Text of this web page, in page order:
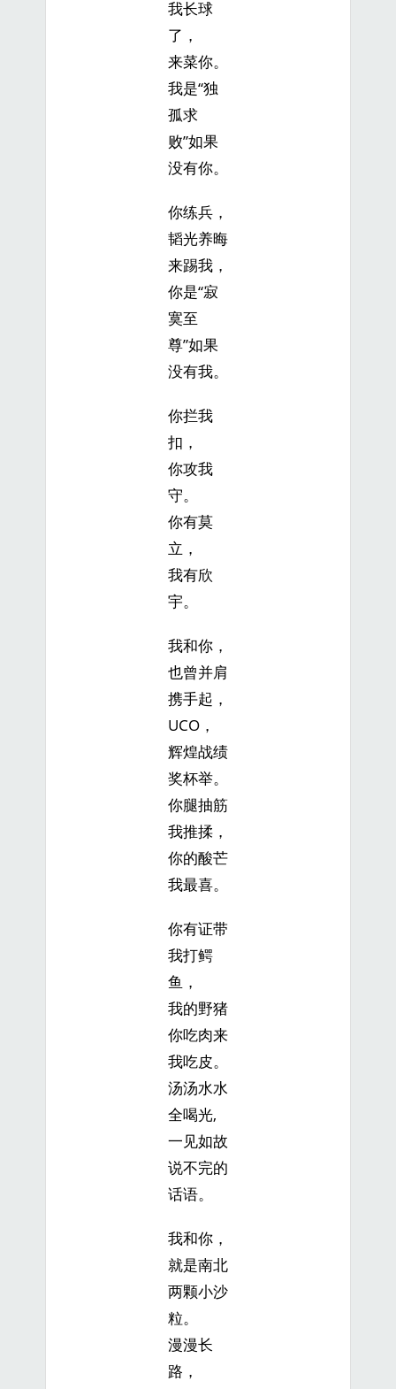
我长球
了，
来菜你。
我是“独
孤求
败”如果
没有你。
你练兵，
韬光养晦
来踢我，
你是“寂
寞至
尊”如果
没有我。
你拦我
扣，
你攻我
守。
你有莫
立，
我有欣
宇。
我和你，
也曾并肩
携手起，
UCO，
辉煌战绩
奖杯举。
你腿抽筋
我推揉，
你的酸芒
我最喜。
你有证带
我打鳄
鱼，
我的野猪
你吃肉来
我吃皮。
汤汤水水
全喝光,
一见如故
说不完的
话语。
我和你，
就是南北
两颗小沙
粒。
漫漫长
路，